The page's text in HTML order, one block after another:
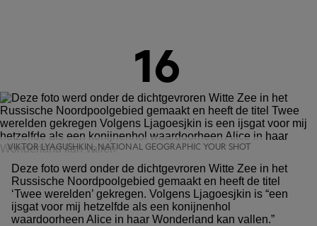
16
VIKTOR LYAGUSHKIN, NATIONAL GEOGRAPHIC YOUR SHOT
Deze foto werd onder de dichtgevroren Witte Zee in het
Russische Noordpoolgebied gemaakt en heeft de titel
‘Twee werelden’ gekregen. Volgens Ljagoesjkin is “een
ijsgat voor mij hetzelfde als een konijnenhol
waardoorheen Alice in haar Wonderland kan vallen.”